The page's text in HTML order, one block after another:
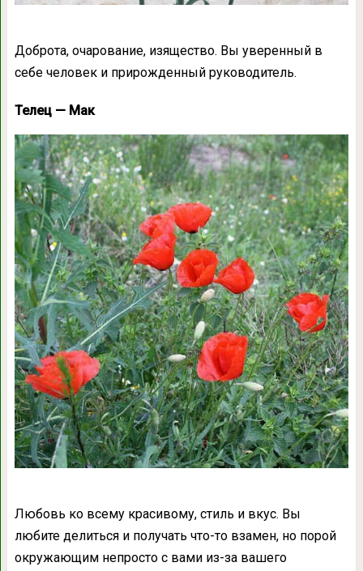
Доброта, очарование, изящество. Вы уверенный в
себе человек и прирожденный руководитель.
Телец — Мак
Любовь ко всему красивому, стиль и вкус. Вы
любите делиться и получать что-то взамен, но порой
окружающим непросто с вами из-за вашего